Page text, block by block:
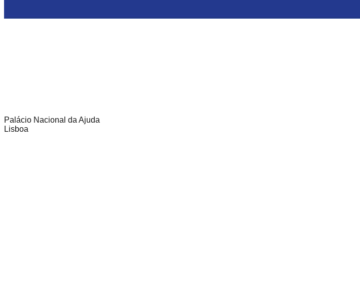
Palácio Nacional da Ajuda
Lisboa